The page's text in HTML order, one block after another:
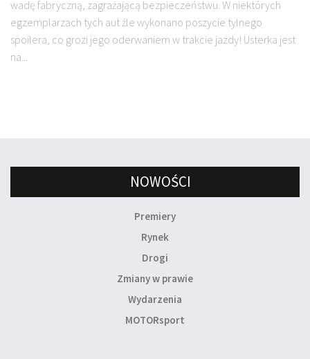
wadę fabryczną, zagrażającą bezpieczeństwu. W niektórych
egzemplarzach tych aut źle wykonano poszycie tylnego
spoilera, co grozi jego oderwaniem w trakcie jazdy! Usterka jest
na...
NOWOŚCI
Premiery
Rynek
Drogi
Zmiany w prawie
Wydarzenia
MOTORsport